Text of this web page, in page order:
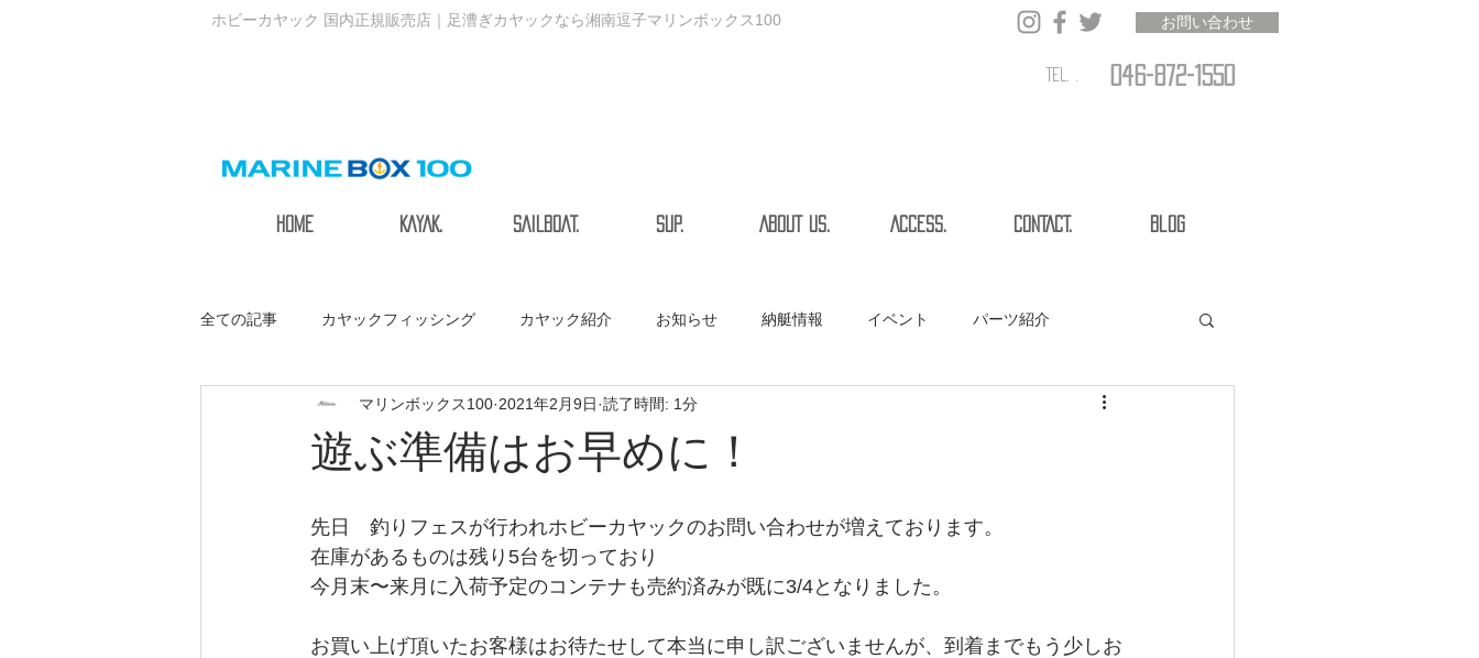
ホビーカヤック 国内正規販売店｜足漕ぎカヤックなら湘南逗子マリンボックス100 お問い合わせ
TEL. . 046-872-1550
HOME KAYAK. SAILBOAT. SUP. ABOUT US. ACCESS. CONTACT. Blog
全ての記事 カヤックフィッシング カヤック紹介 お知らせ 納艇情報 イベント パーツ紹介
サステナブルアクティブ
遊ぶ準備はお早めに！
マリンボックス100 2021年2月9日 読了時間: 1分
先日　釣りフェスが行われホビーカヤックのお問い合わせが増えております。
在庫があるものは残り5台を切っており
今月末〜来月に入荷予定のコンテナも売約済みが既に3/4となりました。
お買い上げ頂いたお客様はお待たせして本当に申し訳ございませんが、到着までもう少しお